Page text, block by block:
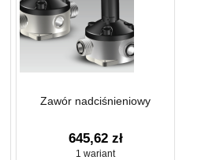
Zawór nadciśnieniowy
645,62 zł
1 wariant